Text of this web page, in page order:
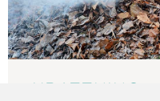
KRATTNING